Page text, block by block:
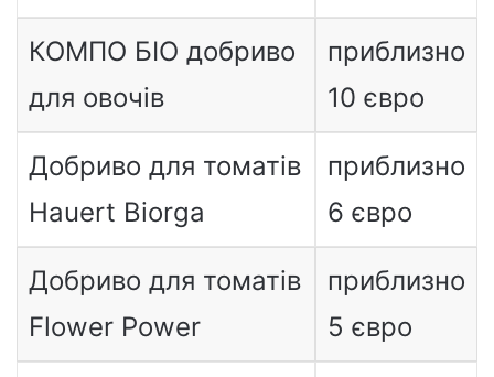
КОМПО БІО добриво
для овочів
приблизно
10 євро
Добриво для томатів
Hauert Biorga
приблизно
6 євро
Добриво для томатів
Flower Power
приблизно
5 євро